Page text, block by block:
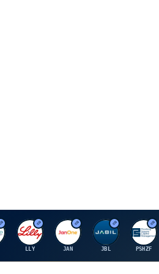
E
LLY
J
JAN
J
JBL
P
PSHZF